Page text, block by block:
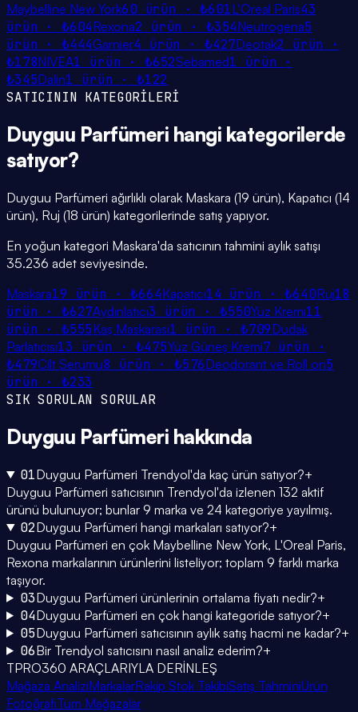
Maybelline New York60ürün ·₺601L'Oreal Paris43
ürün · ₺604Rexona2 ürün · ₺354Neutrogena5
ürün · ₺444Garnier4 ürün · ₺427Deotak2 ürün ·
₺178NIVEA1 ürün · ₺652Sebamed1
ürün ·
₺345Dalin1 ürün · ₺122
SATICININ KATEGORİLERİ
Duyguu Parfümeri hangi kategorilerde
satıyor?
Duyguu Parfümeri ağırlıklı olarak Maskara (19 ürün), Kapatıcı (14
ürün), Ruj (18 ürün) kategorilerinde satış yapıyor.
En yoğun kategori Maskara'da satıcının tahmini aylık satışı
35.236 adet seviyesinde.
Maskara19 ürün ·₺664Kapatıcı14 ürün ·₺640Ruj18
ürün · ₺627Aydınlatıcı3 ürün · ₺550Yüz Kremi11
ürün · ₺555Kaş Maskarası1 ürün · ₺709Dudak
Parlatıcısı13 ürün ·₺475Yüz Güneş Kremi7ürün ·
₺479Cilt Serumu8 ürün · ₺576Deodorant ve Roll on5
ürün · ₺233
SIK SORULAN SORULAR
Duyguu Parfümeri hakkında
01Duyguu Parfümeri Trendyol'da kaç ürün satıyor?+
Duyguu Parfümeri satıcısının Trendyol'da izlenen 132 aktif
ürünü bulunuyor; bunlar 9 marka ve 24 kategoriye yayılmış.
02Duyguu Parfümeri hangi markaları satıyor?+
Duyguu Parfümeri en çok Maybelline New York, L'Oreal Paris,
Rexona markalarının ürünlerini listeliyor; toplam 9 farklı marka
taşıyor.
03Duyguu Parfümeri ürünlerinin ortalama fiyatı nedir?+
04Duyguu Parfümeri en çok hangi kategoride satıyor?+
05Duyguu Parfümeri satıcısının aylık satış hacmi ne kadar?+
06Bir Trendyol satıcısını nasıl analiz ederim?+
TPRO360 ARAÇLARIYLA DERİNLEŞ
Mağaza AnaliziMarkalarRakip Stok TakibiSatış TahminiÜrün
FotoğrafıTüm Mağazalar